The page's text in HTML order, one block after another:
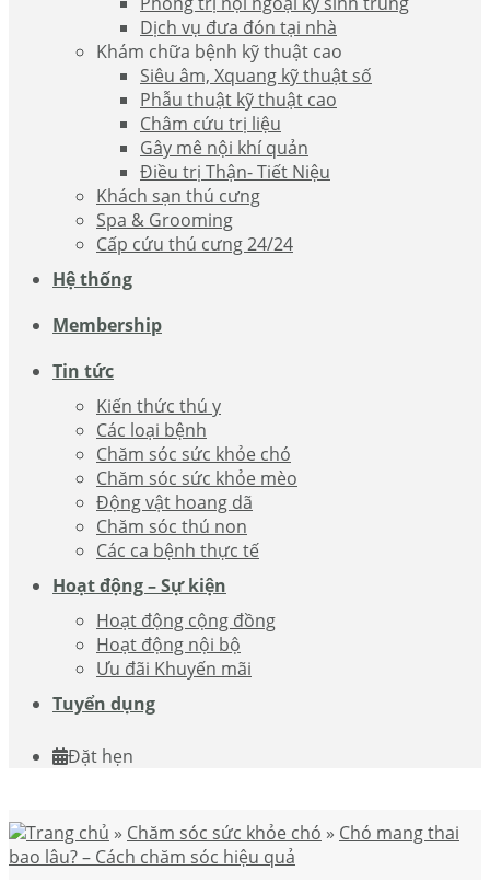
Dịch vụ đưa đón tại nhà
Khám chữa bệnh kỹ thuật cao
Siêu âm, Xquang kỹ thuật số
Phẫu thuật kỹ thuật cao
Châm cứu trị liệu
Gây mê nội khí quản
Điều trị Thận- Tiết Niệu
Khách sạn thú cưng
Spa & Grooming
Cấp cứu thú cưng 24/24
Hệ thống
Membership
Tin tức
Kiến thức thú y
Các loại bệnh
Chăm sóc sức khỏe chó
Chăm sóc sức khỏe mèo
Động vật hoang dã
Chăm sóc thú non
Các ca bệnh thực tế
Hoạt động – Sự kiện
Hoạt động cộng đồng
Hoạt động nội bộ
Ưu đãi Khuyến mãi
Tuyển dụng
Đặt hẹn
Trang chủ » Chăm sóc sức khỏe chó » Chó mang thai
bao lâu? – Cách chăm sóc hiệu quả